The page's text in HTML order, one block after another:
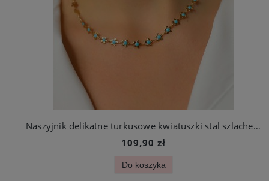
Naszyjnik delikatne turkusowe kwiatuszki stal szlachetna
109,90 zł
Do koszyka